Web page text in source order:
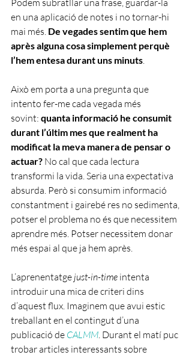
Podem subratllar una frase, guardar-la
en una aplicació de notes i no tornar-hi
mai més. De vegades sentim que hem
après alguna cosa simplement perquè
l’hem entesa durant uns minuts.
Això em porta a una pregunta que
intento fer-me cada vegada més
sovint: quanta informació he consumit
durant l’últim mes que realment ha
modificat la meva manera de pensar o
actuar? No cal que cada lectura
transformi la vida. Seria una expectativa
absurda. Però si consumim informació
constantment i gairebé res no sedimenta,
potser el problema no és que necessitem
aprendre més. Potser necessitem donar
més espai al que ja hem après.
L’aprenentatge just-in-time intenta
introduir una mica de criteri dins
d’aquest flux. Imaginem que avui estic
treballant en el contingut d’una
publicació de CALMM. Durant el matí puc
trobar articles interessants sobre